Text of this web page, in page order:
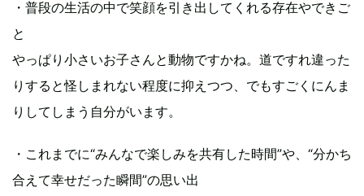
・普段の生活の中で笑顔を引き出してくれる存在やできご
と
やっぱり小さいお子さんと動物ですかね。道ですれ違った
りすると怪しまれない程度に抑えつつ、でもすごくにんま
りしてしまう自分がいます。
・これまでに“みんなで楽しみを共有した時間”や、“分かち
合えて幸せだった瞬間”の思い出